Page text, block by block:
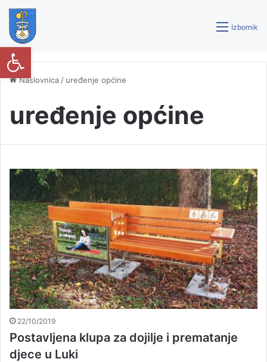
Izbornik
Naslovnica / uređenje općine
uređenje općine
22/10/2019
Postavljena klupa za dojilje i prematanje
djece u Luki
Open toolbar